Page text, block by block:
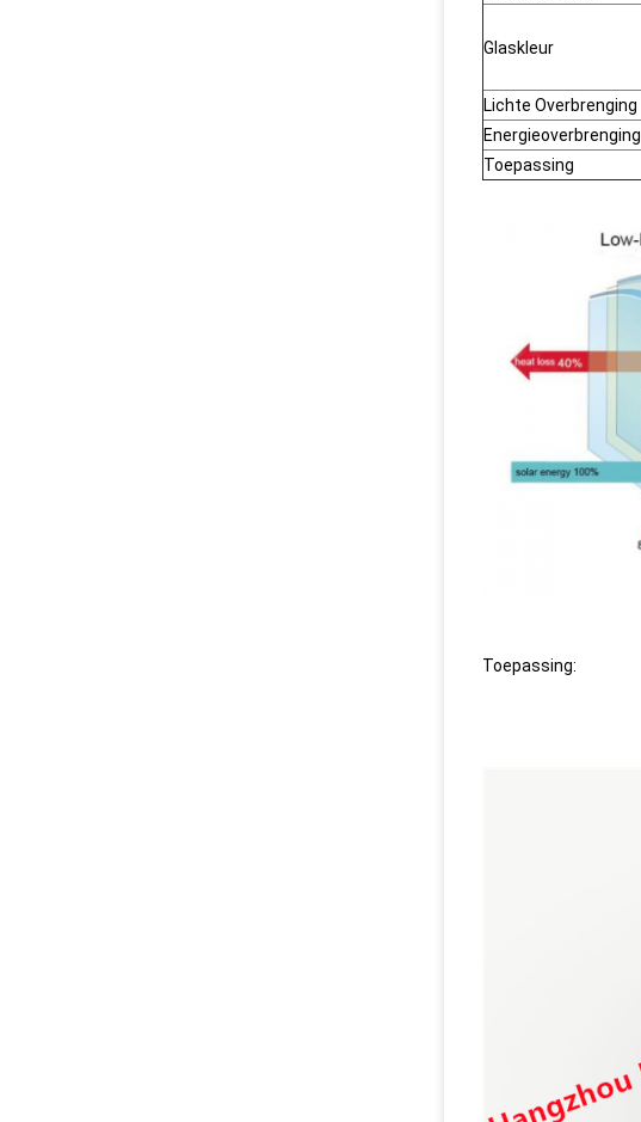
Glaskleur
Lichte Overbrenging
Energieoverbrenging
Toepassing
Toepassing: